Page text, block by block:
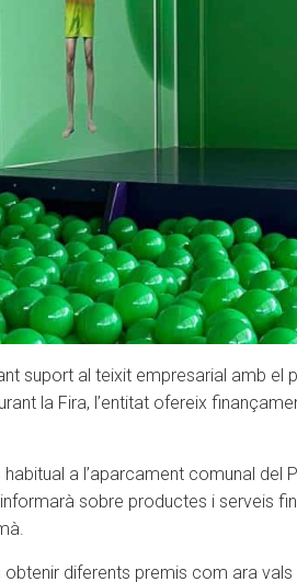
suport al teixit empresarial amb el
la Fira, l’entitat ofereix
a l’aparcament comunal del
sobre productes i serveis
diferents premis com ara